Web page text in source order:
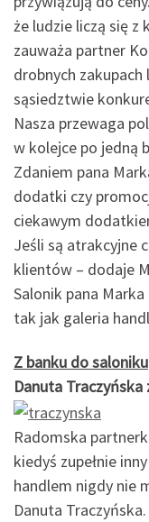
że ludzie liczą się z
zauważa partner
drobnych
sąsiedztwie
Nasza przewaga
w kolejce po jedną
Zdaniem pana
dodatki czy
ciekawym
Jeśli są atrakcyjne
klientów – dodaje
Salonik pana
tak jak galeria
Z banku do saloniku
Danuta Traczyńska
Radomska
kiedyś zupełnie
handlem nigdy nie
Danuta